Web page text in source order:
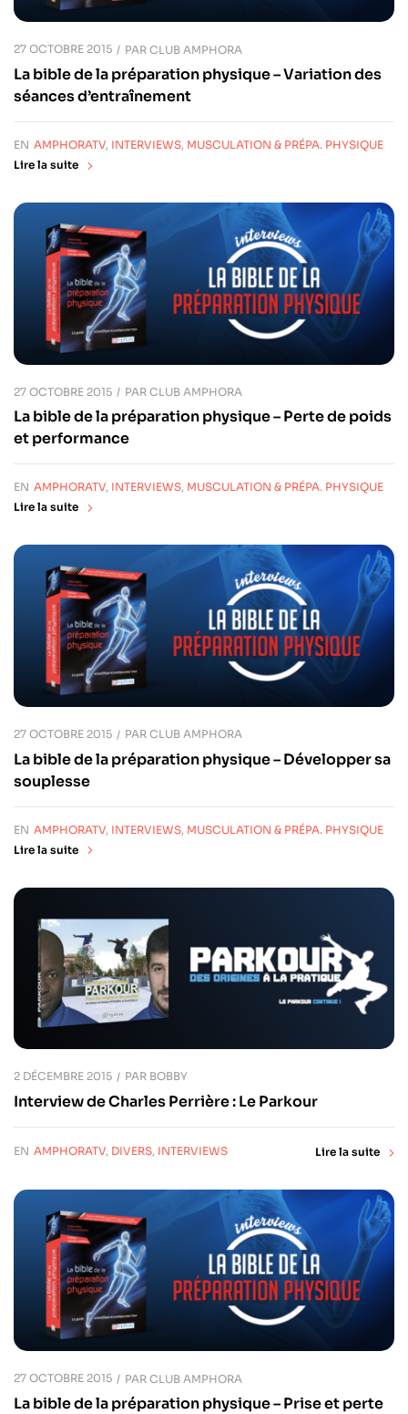
27 OCTOBRE 2015 PAR CLUB AMPHORA
La bible de la préparation physique – Variation des
séances d’entraînement
EN AMPHORATV, INTERVIEWS, MUSCULATION & PRÉPA. PHYSIQUE
Lire la suite
27 OCTOBRE 2015 PAR CLUB AMPHORA
La bible de la préparation physique – Perte de poids
et performance
EN AMPHORATV, INTERVIEWS, MUSCULATION & PRÉPA. PHYSIQUE
Lire la suite
27 OCTOBRE 2015 PAR CLUB AMPHORA
La bible de la préparation physique – Développer sa
souplesse
EN AMPHORATV, INTERVIEWS, MUSCULATION & PRÉPA. PHYSIQUE
Lire la suite
2 DÉCEMBRE 2015 PAR BOBBY
Interview de Charles Perrière : Le Parkour
EN AMPHORATV, DIVERS, INTERVIEWS Lire la suite
27 OCTOBRE 2015 PAR CLUB AMPHORA
La bible de la préparation physique – Prise et perte